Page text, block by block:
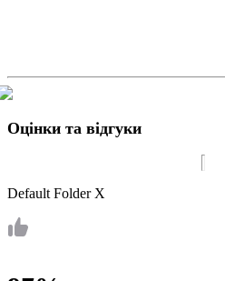
Оцінки та відгуки
Default Folder X